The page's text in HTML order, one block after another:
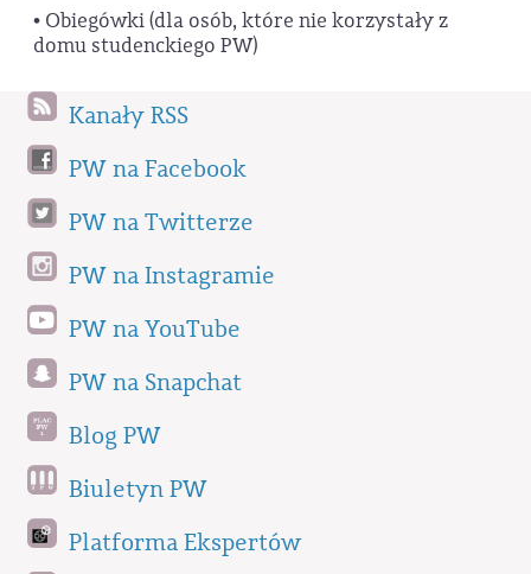
• Obiegówki (dla osób, które nie korzystały z
domu studenckiego PW)
Kanały RSS
PW na Facebook
PW na Twitterze
PW na Instagramie
PW na YouTube
PW na Snapchat
Blog PW
Biuletyn PW
Platforma Ekspertów